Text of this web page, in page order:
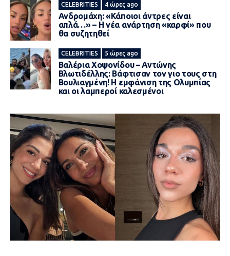
CELEBRITIES 4 ώρες ago
Ανδρομάχη: «Κάποιοι άντρες είναι
απλά…» – Η νέα ανάρτηση «καρφί» που
θα συζητηθεί
CELEBRITIES 5 ώρες ago
Βαλέρια Χοψονίδου – Αντώνης
Βλωτιδέλλης: Βάφτισαν τον γιο τους στη
Βουλιαγμένη! Η εμφάνιση της Ολυμπίας
και οι λαμπεροί καλεσμένοι